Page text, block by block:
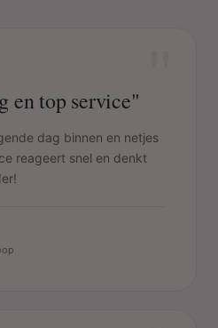
en top service"
dag binnen en netjes
reageert snel en denkt